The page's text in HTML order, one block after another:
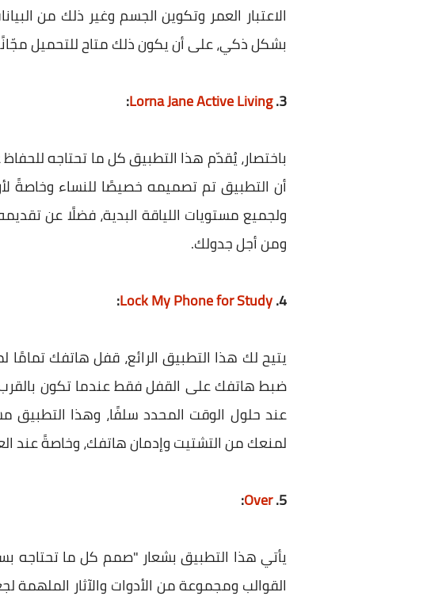
الاعتبار العمر وتكوين الجسم وغير ذلك من
بشكل ذكي، على أن يكون ذلك متاح للتحميل
3.
Lorna Jane Active Living‏
:
باختصار، يُقدّم هذا التطبيق كل ما تحتاجه
أن التطبيق تم تصميمه خصيصًا للنساء وخاصةً
ولجميع مستويات اللياقة البدية، فضلًا عن
ومن أجل جدولك.
4.
Lock My Phone for Study
:
يتيح لك هذا التطبيق الرائع، قفل هاتفك
ضبط هاتفك على القفل فقط عندما تكون
لمنعك من التشتيت وإدمان هاتفك، وخاصةً عند
5.
Over
:
يأتي هذا التطبيق بشعار "صمم كل ما تحتاجه
القوالب ومجموعة من الأدوات والآثار الملهمة